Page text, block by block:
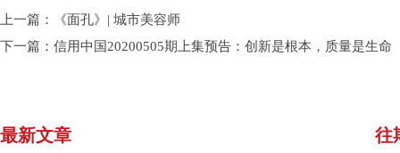
上一篇：
《面孔》| 城市美容师
下一篇： 信用中国20200505期上集预告：创新是根本，质量是生命
最新文章 往